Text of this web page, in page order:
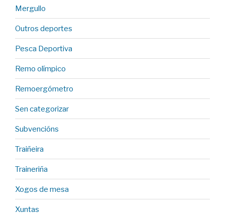
Mergullo
Outros deportes
Pesca Deportiva
Remo olímpico
Remoergómetro
Sen categorizar
Subvencións
Traiñeira
Traineriña
Xogos de mesa
Xuntas